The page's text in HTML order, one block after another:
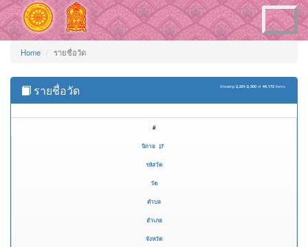
Toggle
navigation
Home รายชื่อวัด
Showing 2,201-2,300 of 44,172 items.
รายชื่อวัด
#
นิกาย
รหัสวัด
วัด
ตำบล
อำเภอ
จังหวัด